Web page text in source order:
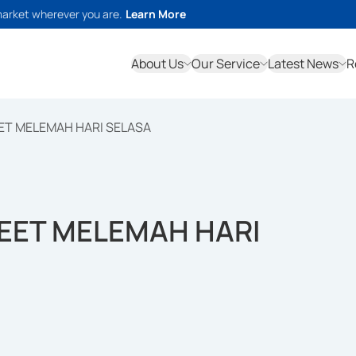
wherever you are. Learn More
About Us Our Service Latest News
MELEMAH HARI SELASA
MELEMAH HARI